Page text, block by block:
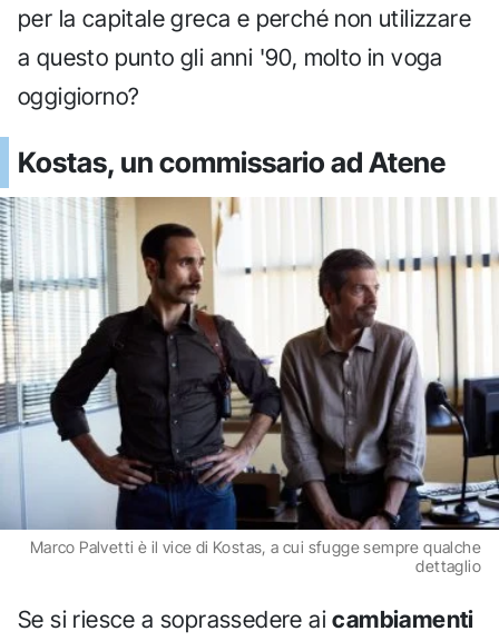
per la capitale greca e perché non utilizzare
a questo punto gli anni '90, molto in voga
oggigiorno?
Kostas, un commissario ad Atene
Marco Palvetti è il vice di Kostas, a cui sfugge sempre qualche
dettaglio
Se si riesce a soprassedere aicambiamenti